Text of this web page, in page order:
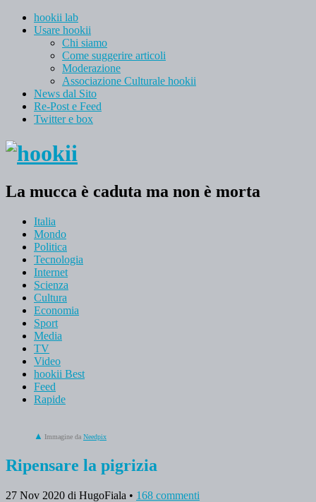
hookii lab
Usare hookii
Chi siamo
Come suggerire articoli
Moderazione
Associazione Culturale hookii
News dal Sito
Re-Post e Feed
Twitter e box
La mucca è caduta ma non è morta
Italia
Mondo
Politica
Tecnologia
Internet
Scienza
Cultura
Economia
Sport
Media
TV
Video
hookii Best
Feed
Rapide
Immagine da Needpix
Ripensare la pigrizia
27 Nov 2020 di HugoFiala • 168 commenti